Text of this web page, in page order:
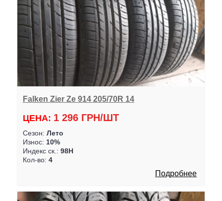
Falken Zier Ze 914 205/70R 14
ЦЕНА: 1 296 ГРН/ШТ
Сезон: Лето
Износ: 10%
Индекс ск.: 98H
Кол-во: 4
Подробнее